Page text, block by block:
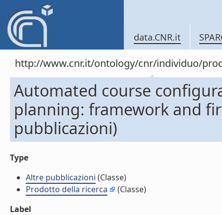
data.CNR.it
http://www.cnr.it/ontology/cnr/individuo/
Automated course
planning: framework and
pubblicazioni)
Type
Altre pubblicazioni (Classe)
Prodotto della ricerca
(Classe)
Label